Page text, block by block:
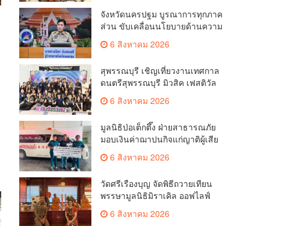
จังหวัดนครปฐม บูรณาการทุกภาค
ส่วน ขับเคลื่อนนโยบายด้านความ
มั่นคง ยกระดับการป้องกัน
อาชญากรรมทางเทคโนโลยี
6 สิงหาคม 2026
สุพรรณบุรี เชิญเที่ยวงานเทศกาล
ดนตรีสุพรรณบุรี มิวสิค เฟสติวัล
มันส์ เหน่อมาก
6 สิงหาคม 2026
มูลนิธิป่อเต็กตึ๊ง ฝ่ายสาธารณภัย
มอบเงินค่าฌาปนกิจแก่ญาติผู้เสีย
ชีวิต จากเหตุเพลิงไหม้ โรงเบียร์ ณ
ลาดพร้าว จำนวน 20,000 บาท
6 สิงหาคม 2026
วัดศรีเรืองบุญ จัดพิธีถวายเทียน
พรรษามูลนิธิมิราเคิล ออฟไลฟ์
ประจำปี 2569 พล.ต.ต.ศิริวัฒน์
ดีพอ ให้เกียรติเป็นประธาน
6 สิงหาคม 2026